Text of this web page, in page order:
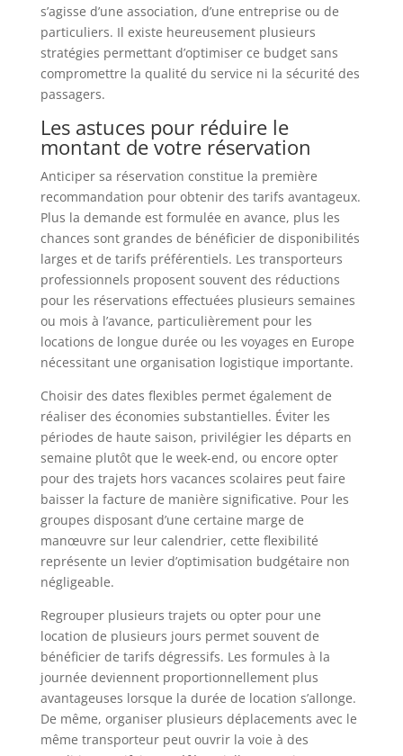
s’agisse d’une association, d’une entreprise ou de
particuliers. Il existe heureusement plusieurs
stratégies permettant d’optimiser ce budget sans
compromettre la qualité du service ni la sécurité des
passagers.
Les astuces pour réduire le
montant de votre réservation
Anticiper sa réservation constitue la première
recommandation pour obtenir des tarifs avantageux.
Plus la demande est formulée en avance, plus les
chances sont grandes de bénéficier de disponibilités
larges et de tarifs préférentiels. Les transporteurs
professionnels proposent souvent des réductions
pour les réservations effectuées plusieurs semaines
ou mois à l’avance, particulièrement pour les
locations de longue durée ou les voyages en Europe
nécessitant une organisation logistique importante.
Choisir des dates flexibles permet également de
réaliser des économies substantielles. Éviter les
périodes de haute saison, privilégier les départs en
semaine plutôt que le week-end, ou encore opter
pour des trajets hors vacances scolaires peut faire
baisser la facture de manière significative. Pour les
groupes disposant d’une certaine marge de
manœuvre sur leur calendrier, cette flexibilité
représente un levier d’optimisation budgétaire non
négligeable.
Regrouper plusieurs trajets ou opter pour une
location de plusieurs jours permet souvent de
bénéficier de tarifs dégressifs. Les formules à la
journée deviennent proportionnellement plus
avantageuses lorsque la durée de location s’allonge.
De même, organiser plusieurs déplacements avec le
même transporteur peut ouvrir la voie à des